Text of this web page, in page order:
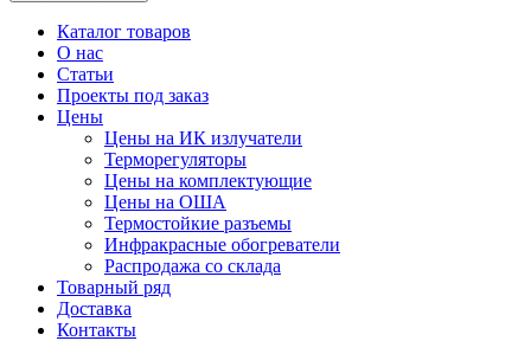
Каталог товаров
О нас
Статьи
Проекты под заказ
Цены
Цены на ИК излучатели
Терморегуляторы
Цены на комплектующие
Цены на ОША
Термостойкие разъемы
Инфракрасные обогреватели
Распродажа со склада
Товарный ряд
Доставка
Контакты